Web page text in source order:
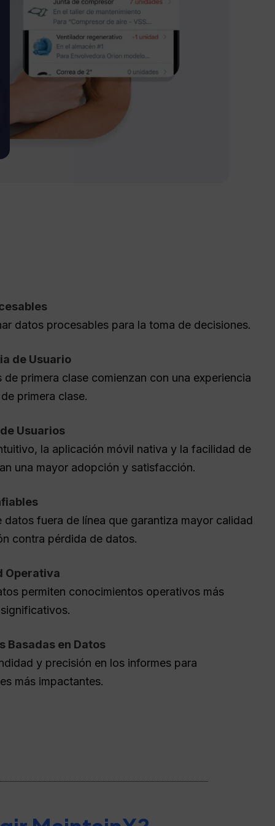
datos procesables para la toma de decisiones.
de Usuario
de primera clase comienzan con una experiencia
primera clase.
Usuarios
la aplicación móvil nativa y la facilidad de
una mayor adopción y satisfacción.
datos fuera de línea que garantiza mayor calidad
contra pérdida de datos.
Operativa
permiten conocimientos operativos más
Basadas en Datos
y precisión en los informes para
más impactantes.